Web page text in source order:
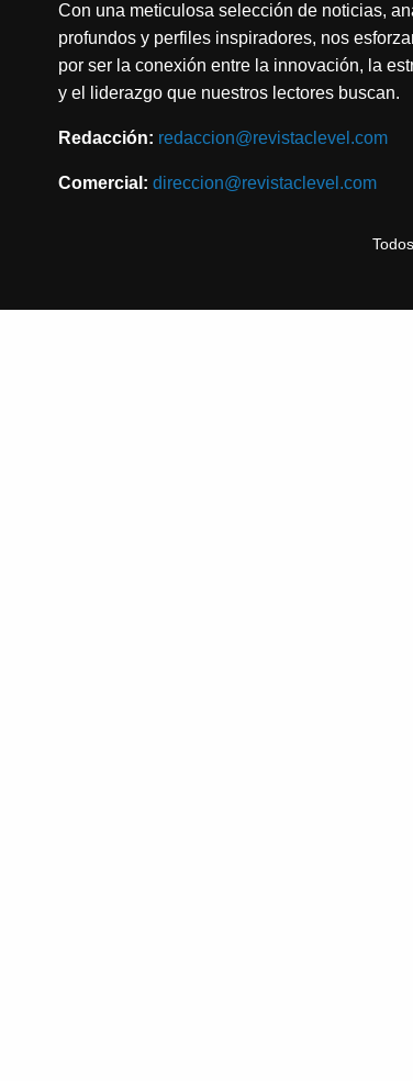
Con una meticulosa selección de noticias,
profundos y perfiles inspiradores, nos
por ser la conexión entre la innovación, la
y el liderazgo que nuestros lectores buscan.
Redacción: redaccion@revistaclevel.com
Comercial: direccion@revistaclevel.com